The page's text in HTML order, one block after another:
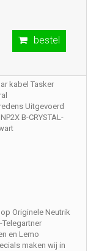
bestel
kabel Tasker
Uitgevoerd
B-CRYSTAL-
Originele Neutrik
Telegartner
en Lemo
maken wij in